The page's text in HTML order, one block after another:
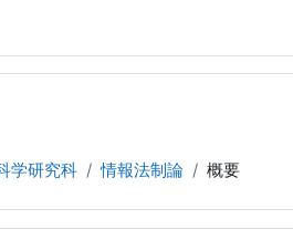
学研究科 情報法制論 概要